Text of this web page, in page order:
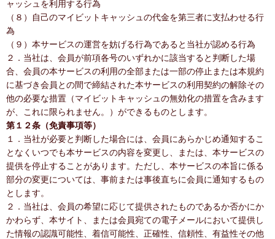
ャッシュを利用する行為
（８）自己のマイビットキャッシュの代金を第三者に支払わせる行
為
（９）本サービスの運営を妨げる行為であると当社が認める行為
２．当社は、会員が前項各号のいずれかに該当すると判断した場
合、会員の本サービスの利用の全部または一部の停止または本規約
に基づき会員との間で締結された本サービスの利用契約の解除その
他の必要な措置（マイビットキャッシュの無効化の措置を含みます
が、これに限られません。）ができるものとします。
第１２条（免責事項等）
１．当社が必要と判断した場合には、会員にあらかじめ通知するこ
となくいつでも本サービスの内容を変更し、または、本サービスの
提供を停止することがあります。ただし、本サービスの本旨に係る
部分の変更については、事前または事後直ちに会員に通知するもの
とします。
２．当社は、会員の希望に応じて提供されたものであるか否かにか
かわらず、本サイト、または会員宛ての電子メールにおいて提供し
た情報の認識可能性、着信可能性、正確性、信頼性、有益性その他